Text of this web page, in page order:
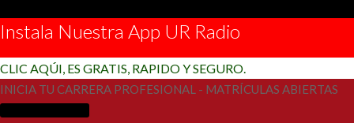
Instala Nuestra App UR Radio
CLIC AQÚI, ES GRATIS, RAPIDO Y SEGURO.
INICIA TU CARRERA PROFESIONAL - MATRÍCULAS ABIERTAS